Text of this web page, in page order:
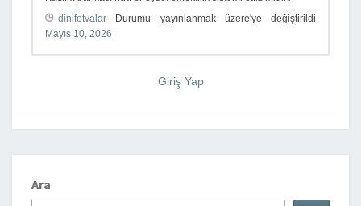
dinifetvalar Durumu yayınlanmak üzere'ye değiştirildi
Mayıs 10, 2026
Giriş Yap
Ara